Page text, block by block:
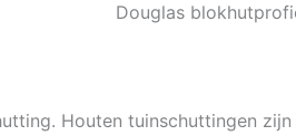
Douglas
Houten tuinschuttingen